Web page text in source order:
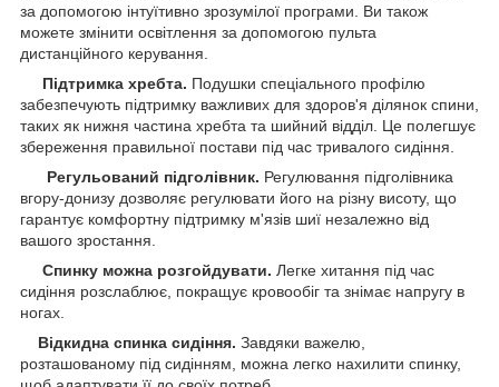
за допомогою інтуїтивно зрозумілої програми. Ви також
можете змінити освітлення за допомогою пульта
дистанційного керування.
Підтримка хребта. Подушки спеціального профілю
забезпечують підтримку важливих для здоров'я ділянок спини,
таких як нижня частина хребта та шийний відділ. Це полегшує
збереження правильної постави під час тривалого сидіння.
Регульований підголівник. Регулювання підголівника
вгору-донизу дозволяє регулювати його на різну висоту, що
гарантує комфортну підтримку м'язів шиї незалежно від
вашого зростання.
Спинку можна розгойдувати. Легке хитання під час
сидіння розслаблює, покращує кровообіг та знімає напругу в
ногах.
Відкидна спинка сидіння. Завдяки важелю,
розташованому під сидінням, можна легко нахилити спинку,